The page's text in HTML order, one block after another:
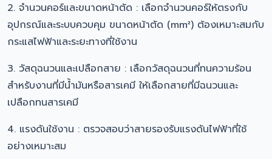
2. จำนวนคอร์และขนาดหน้าตัด : เลือกจำนวนคอร์ให้ตรงกับ
อุปกรณ์และระบบควบคุม ขนาดหน้าตัด (mm²) ต้องเหมาะสมกับ
กระแสไฟฟ้าและระยะทางที่ใช้งาน
3. วัสดุฉนวนและเปลือกสาย : เลือกวัสดุฉนวนที่ทนความร้อน
สำหรับงานที่มีน้ำมันหรือสารเคมี ให้เลือกสายที่มีฉนวนและ
เปลือกทนสารเคมี
4. แรงดันใช้งาน : ตรวจสอบว่าสายรองรับแรงดันไฟฟ้าที่ใช้
อย่างเหมาะสม